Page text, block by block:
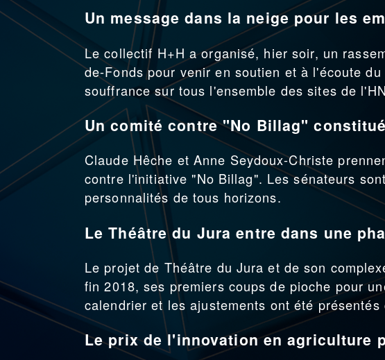
Un message dans la neige pour les
Le collectif H+H a organisé, hier soir, un
de-Fonds pour venir en soutien et à l'écoute
souffrance sur tous l'ensemble des sites de
Un comité contre "No Billag"
Claude Hêche et Anne Seydoux-Christe
contre l'initiative "No Billag". Les sénateurs
personnalités de tous horizons.
Le Théâtre du Jura entre dans une
Le projet de Théâtre du Jura et de son
fin 2018, ses premiers coups de pioche pour
calendrier et les ajustements ont été
Le prix de l'innovation en agriculture